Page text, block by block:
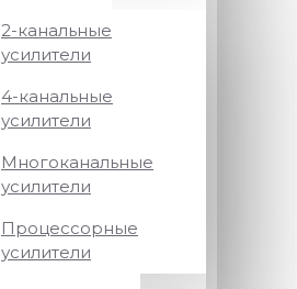
2-канальные
усилители
4-канальные
усилители
Многоканальные
усилители
Процессорные
усилители